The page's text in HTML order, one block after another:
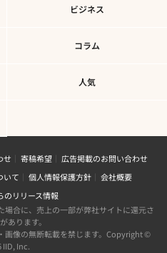
ビジネス
コラム
人気
せ 寄稿希望
広告掲載のお問い合わせ
いて 個人情報保護方針
会社概要
のリリース情報
合に、売上の一部が弊社サイトに還元さ
あります。
画像の無断転載を禁じます。Copyright ©
IID, Inc.